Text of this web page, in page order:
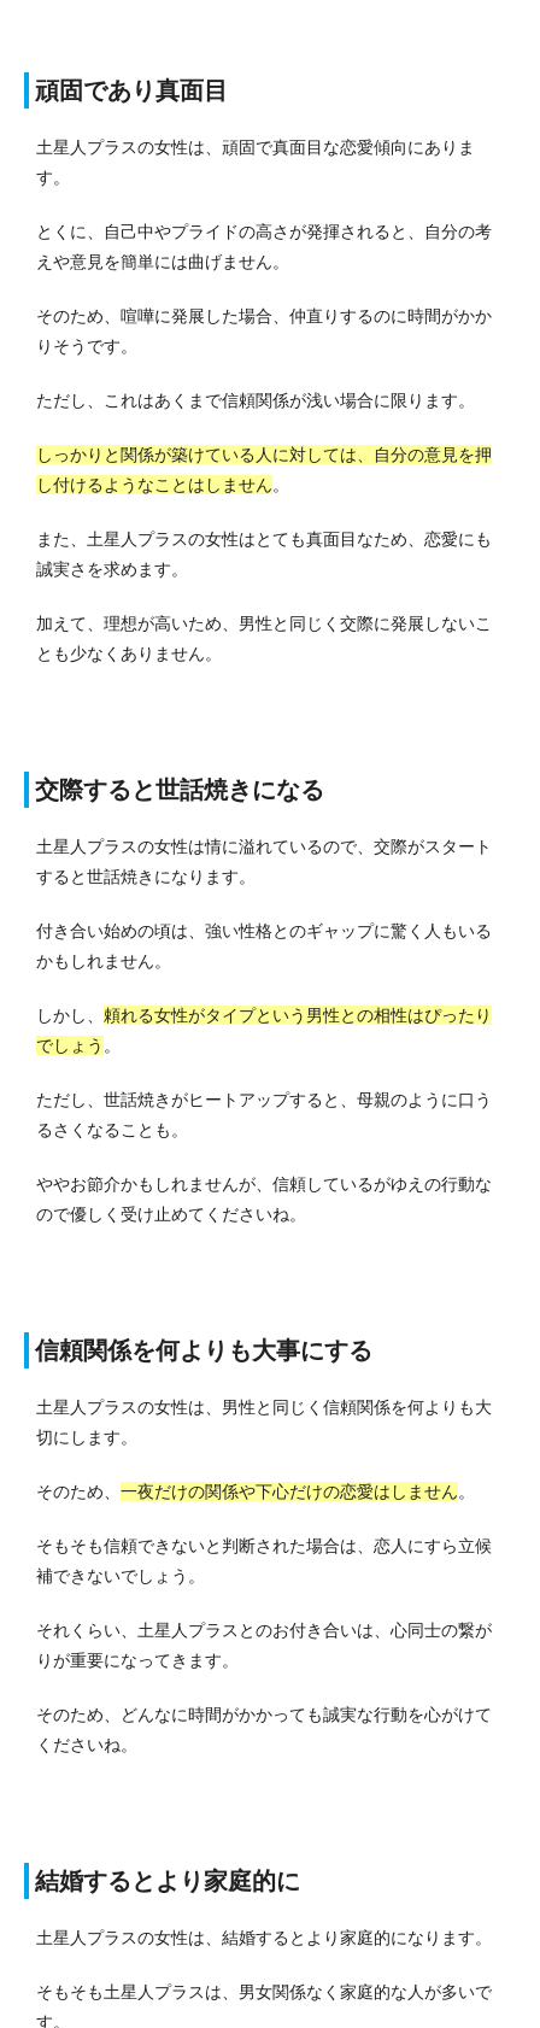
頑固であり真面目
土星人プラスの女性は、頑固で真面目な恋愛傾向にありま
す。
とくに、自己中やプライドの高さが発揮されると、自分の考
えや意見を簡単には曲げません。
そのため、喧嘩に発展した場合、仲直りするのに時間がかか
りそうです。
ただし、これはあくまで信頼関係が浅い場合に限ります。
しっかりと関係が築けている人に対しては、自分の意見を押
し付けるようなことはしません。
また、土星人プラスの女性はとても真面目なため、恋愛にも
誠実さを求めます。
加えて、理想が高いため、男性と同じく交際に発展しないこ
とも少なくありません。
交際すると世話焼きになる
土星人プラスの女性は情に溢れているので、交際がスタート
すると世話焼きになります。
付き合い始めの頃は、強い性格とのギャップに驚く人もいる
かもしれません。
しかし、 頼れる女性がタイプという男性との相性はぴったり
でしょう 。
ただし、世話焼きがヒートアップすると、母親のように口う
るさくなることも。
ややお節介かもしれませんが、信頼しているがゆえの行動な
ので優しく受け止めてくださいね。
信頼関係を何よりも大事にする
土星人プラスの女性は、男性と同じく信頼関係を何よりも大
切にします。
そのため、 一夜だけの関係や下心だけの恋愛はしません。
そもそも信頼できないと判断された場合は、恋人にすら立候
補できないでしょう。
それくらい、土星人プラスとのお付き合いは、心同士の繋が
りが重要になってきます。
そのため、どんなに時間がかかっても誠実な行動を心がけて
くださいね。
結婚するとより家庭的に
土星人プラスの女性は、結婚するとより家庭的になります。
そもそも土星人プラスは、男女関係なく家庭的な人が多いで
す。